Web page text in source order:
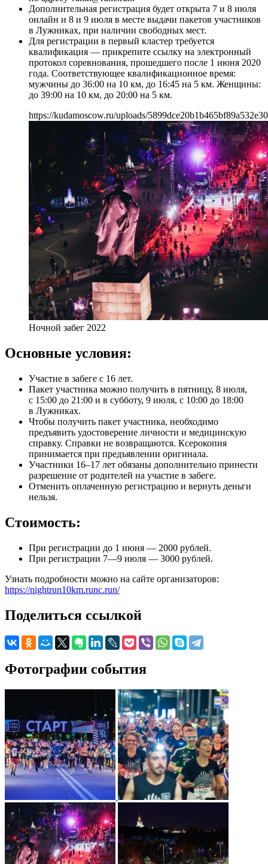
Дополнительная регистрация будет открыта 7 и 8 июля
онлайн и 8 и 9 июля в месте выдачи пакетов участников
в Лужниках, при наличии свободных мест.
Для регистрации в первый кластер требуется
квалификация — прикрепите ссылку на электронный
протокол соревнования, прошедшего после 1 июня 2020
года. Соответствующее квалификационное время:
мужчины до 36:00 на 10 км, до 16:45 на 5 км. Женщины:
до 39:00 на 10 км, до 20:00 на 5 км.
https://kudamoscow.ru/uploads/
Ночной забег 2022
Основные условия:
Участие в забеге с 16 лет.
Пакет участника можно получить в пятницу, 8 июля,
с 15:00 до 21:00 и в субботу, 9 июля, с 10:00 до 18:00
в Лужниках.
Чтобы получить пакет участника, необходимо
предъявить удостоверение личности и медицинскую
справку. Справки не возвращаются. Ксерокопия
принимается при предъявлении оригинала.
Участники 16–17 лет обязаны дополнительно принести
разрешение от родителей на участие в забеге.
Отменить оплаченную регистрацию и вернуть деньги
нельзя.
Стоимость:
При регистрации до 1 июня — 2000 рублей.
При регистрации 7—9 июля — 3000 рублей.
Узнать подробности можно на сайте организаторов:
https://nightrun10km.runc.run/
Поделиться ссылкой
Фотографии события